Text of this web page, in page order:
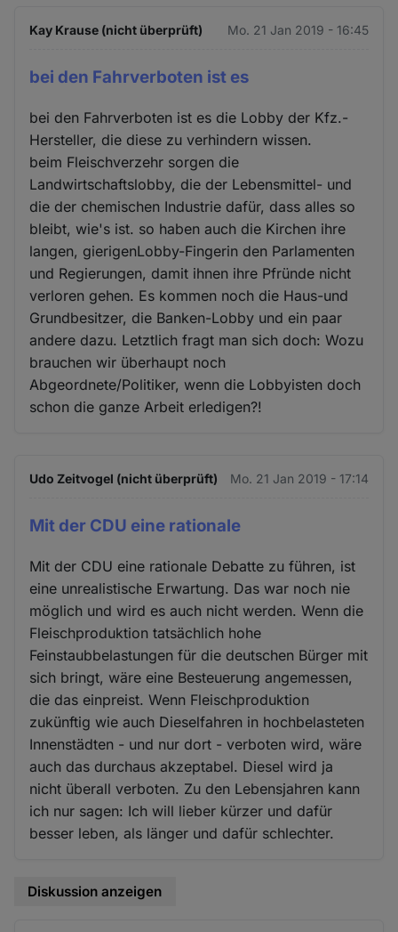
Kay Krause (nicht überprüft) Mo. 21 Jan 2019 - 16:45
bei den Fahrverboten ist es
bei den Fahrverboten ist es die Lobby der Kfz.-
Hersteller, die diese zu verhindern wissen.
beim Fleischverzehr sorgen die
Landwirtschaftslobby, die der Lebensmittel- und
die der chemischen Industrie dafür, dass alles so
bleibt, wie's ist. so haben auch die Kirchen ihre
langen, gierigenLobby-Fingerin den Parlamenten
und Regierungen, damit ihnen ihre Pfründe nicht
verloren gehen. Es kommen noch die Haus-und
Grundbesitzer, die Banken-Lobby und ein paar
andere dazu. Letztlich fragt man sich doch: Wozu
brauchen wir überhaupt noch
Abgeordnete/Politiker, wenn die Lobbyisten doch
schon die ganze Arbeit erledigen?!
Udo Zeitvogel (nicht überprüft) Mo. 21 Jan 2019 - 17:14
Mit der CDU eine rationale
Mit der CDU eine rationale Debatte zu führen, ist
eine unrealistische Erwartung. Das war noch nie
möglich und wird es auch nicht werden. Wenn die
Fleischproduktion tatsächlich hohe
Feinstaubbelastungen für die deutschen Bürger mit
sich bringt, wäre eine Besteuerung angemessen,
die das einpreist. Wenn Fleischproduktion
zukünftig wie auch Dieselfahren in hochbelasteten
Innenstädten - und nur dort - verboten wird, wäre
auch das durchaus akzeptabel. Diesel wird ja
nicht überall verboten. Zu den Lebensjahren kann
ich nur sagen: Ich will lieber kürzer und dafür
besser leben, als länger und dafür schlechter.
Diskussion anzeigen